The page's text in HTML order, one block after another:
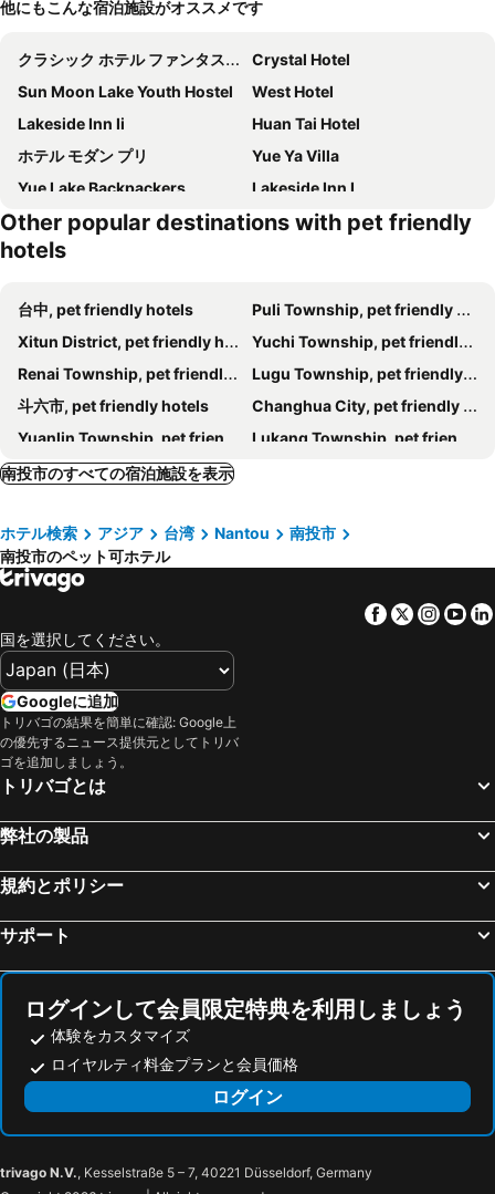
他にもこんな宿泊施設がオススメです
クラシック ホテル ファンタスティック プレイシーズ
Crystal Hotel
Sun Moon Lake Youth Hostel
West Hotel
Lakeside Inn Ii
Huan Tai Hotel
ホテル モダン プリ
Yue Ya Villa
Yue Lake Backpackers
Lakeside Inn I
Joint
ザ リッチフォレスト ホテル- サン ムーン レイク (日月潭儷山林會館)
LeaLea Garden Hotels - Moon Lake
Hotel Yue Jing Commercial
Elisabeth Castel
Other popular destinations with pet friendly
hotels
台中, pet friendly hotels
Puli Township, pet friendly hotels
Xitun District, pet friendly hotels
Yuchi Township, pet friendly hotels
Renai Township, pet friendly hotels
Lugu Township, pet friendly hotels
斗六市, pet friendly hotels
Changhua City, pet friendly hotels
Yuanlin Township, pet friendly hotels
Lukang Township, pet friendly hotels
Huatan Township, pet friendly hotels
Jiji Township, pet friendly hotels
Pitou Township, pet friendly hotels
Meishan Township, pet friendly hotels
Dali District, pet friendly hotels
Nantun District, pet friendly hotels
Shuili Township, pet friendly hotels
Fuxing Township, pet friendly hotels
Gukeng Township, pet friendly hotels
Shengang Township, pet friendly hotels
Caotun Township, pet friendly hotels
Mingjian Township, pet friendly hotels
Beidou Township, pet friendly hotels
Xinyi Township, pet friendly hotels
Tianwei Township, pet friendly hotels
南投市のすべての宿泊施設を表示
ホテル検索 アジア 台湾 Nantou
南投市
南投市のペット可ホテル
Facebook
Twitter
国を選択してください。
Googleに追加
トリバゴの結果を簡単に確認: Google上
の優先するニュース提供元としてトリバ
ゴを追加しましょう。
トリバゴとは
弊社の製品
規約とポリシー
サポート
ログインして会員限定特典を利用しましょう
体験をカスタマイズ
ロイヤルティ料金プランと会員価格
ログイン
trivago N.V., Kesselstraße 5 – 7, 40221 Düsseldorf, Germany